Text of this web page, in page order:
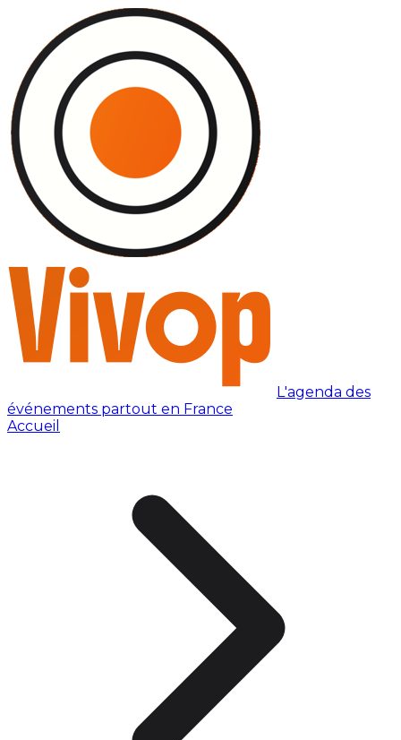
L'agenda des
événements partout en France
Accueil